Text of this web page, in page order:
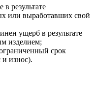
результате
или выработавших свой
ущерб в результате
изделием;
срок
и износ).